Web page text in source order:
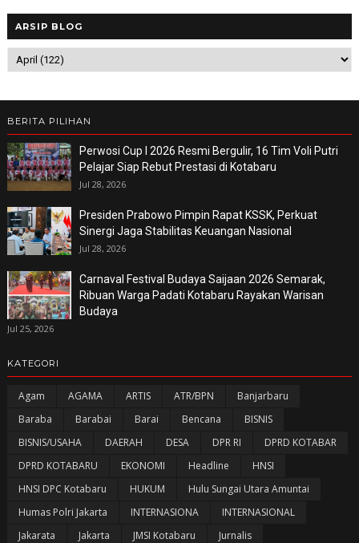
ARSIP BLOG
BERITA PILIHAN
Perwosi Cup I 2026 Resmi Bergulir, 16 Tim Voli Putri
Pelajar Siap Rebut Prestasi di Kotabaru
Jul 28, 2026
Presiden Prabowo Pimpin Rapat KSSK, Perkuat
Sinergi Jaga Stabilitas Keuangan Nasional
Jul 28, 2026
Carnaval Festival Budaya Saijaan 2026 Semarak,
Ribuan Warga Padati Kotabaru Rayakan Warisan
Budaya
Jul 25, 2026
KATEGORI
Agam AGAMA ARTIS ATR/BPN
Banjarbaru
Baraba
Barabai Barai Bencana
BISNIS
BISNIS/USAHA
DAERAH DESA DPR RI
DPRD KOTABAR
DPRD KOTABARU
EKONOMI Headline
HNSI
HNSI DPC Kotabaru
HUKUM
Hulu Sungai Utara Amuntai
Humas Polri Jakarta
INTERNASIONA
INTERNASIONAL
Jakarata
Jakarta JMSI Kotabaru
Jurnalis